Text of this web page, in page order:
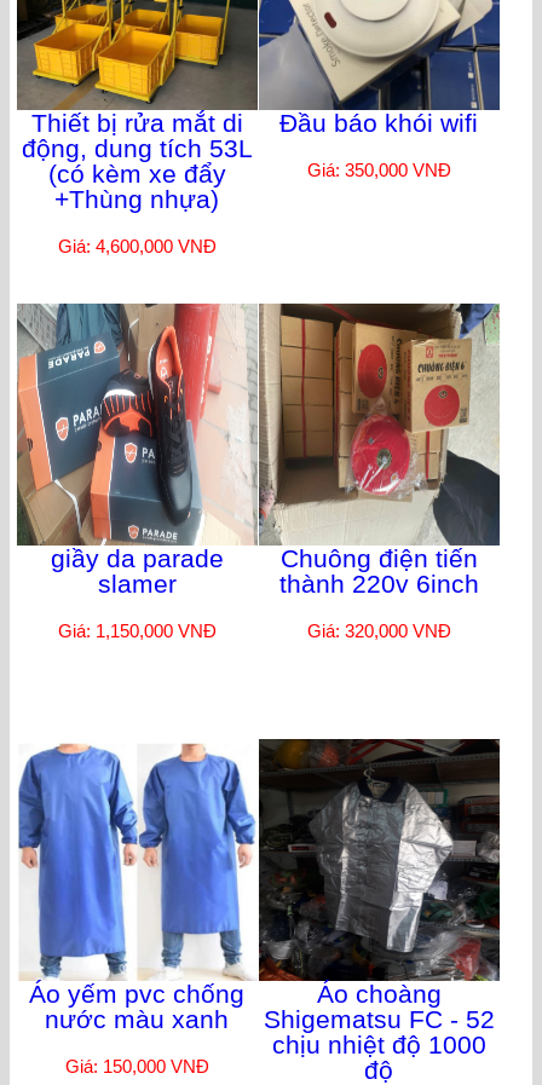
Thiết bị rửa mắt di
động, dung tích 53L
(có kèm xe đẩy
+Thùng nhựa)
Giá: 4,600,000 VNĐ
Đầu báo khói wifi
Giá: 350,000 VNĐ
giầy da parade
slamer
Giá: 1,150,000 VNĐ
Chuông điện tiến
thành 220v 6inch
Giá: 320,000 VNĐ
Áo yếm pvc chống
nước màu xanh
Giá: 150,000 VNĐ
Áo choàng
Shigematsu FC - 52
chịu nhiệt độ 1000
độ